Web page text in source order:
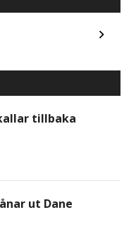
tillbaka
ut Dane